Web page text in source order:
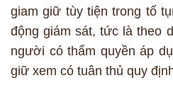
giam giữ tùy tiện trong tố
động giám sát, tức là theo
người có thẩm quyền áp
giữ xem có tuân thủ quy